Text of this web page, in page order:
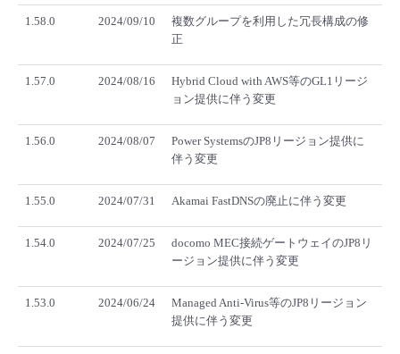
- vUTM2
1.58.0 2024/09/10
複数グループを利用した冗長構成の修
正
1.57.0 2024/08/16
Hybrid Cloud with AWS等のGL1リージ
ョン提供に伴う変更
1.56.0 2024/08/07
Power SystemsのJP8リージョン提供に
伴う変更
1.55.0 2024/07/31 Akamai FastDNSの廃止に伴う変更
1.54.0 2024/07/25
docomo MEC接続ゲートウェイのJP8リ
ージョン提供に伴う変更
1.53.0 2024/06/24
Managed Anti-Virus等のJP8リージョン
提供に伴う変更